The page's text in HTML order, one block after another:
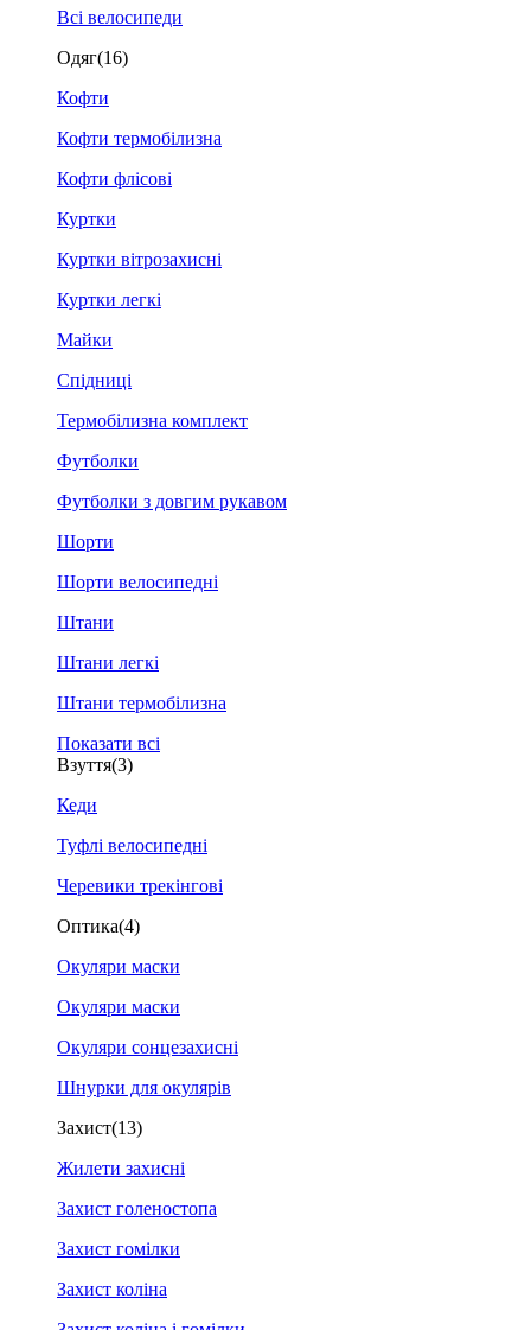
Всі велосипеди
Одяг(16)
Кофти
Кофти термобілизна
Кофти флісові
Куртки
Куртки вітрозахисні
Куртки легкі
Майки
Спідниці
Термобілизна комплект
Футболки
Футболки з довгим рукавом
Шорти
Шорти велосипедні
Штани
Штани легкі
Штани термобілизна
Показати всі
Взуття(3)
Кеди
Туфлі велосипедні
Черевики трекінгові
Оптика(4)
Окуляри маски
Окуляри маски
Окуляри сонцезахисні
Шнурки для окулярів
Захист(13)
Жилети захисні
Захист голеностопа
Захист гомілки
Захист коліна